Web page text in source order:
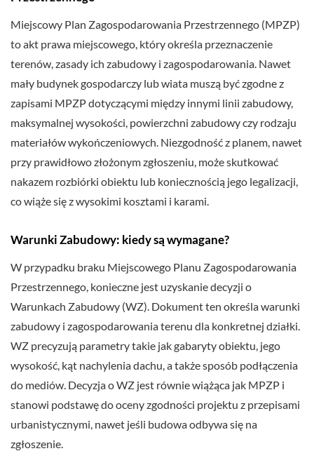
Miejscowy Plan Zagospodarowania Przestrzennego (MPZP)
to akt prawa miejscowego, który określa przeznaczenie
terenów, zasady ich zabudowy i zagospodarowania. Nawet
mały budynek gospodarczy lub wiata muszą być zgodne z
zapisami MPZP dotyczącymi między innymi linii zabudowy,
maksymalnej wysokości, powierzchni zabudowy czy rodzaju
materiałów wykończeniowych. Niezgodność z planem, nawet
przy prawidłowo złożonym zgłoszeniu, może skutkować
nakazem rozbiórki obiektu lub koniecznością jego legalizacji,
co wiąże się z wysokimi kosztami i karami.
Warunki Zabudowy: kiedy są wymagane?
W przypadku braku Miejscowego Planu Zagospodarowania
Przestrzennego, konieczne jest uzyskanie decyzji o
Warunkach Zabudowy (WZ). Dokument ten określa warunki
zabudowy i zagospodarowania terenu dla konkretnej działki.
WZ precyzują parametry takie jak gabaryty obiektu, jego
wysokość, kąt nachylenia dachu, a także sposób podłączenia
do mediów. Decyzja o WZ jest równie wiążąca jak MPZP i
stanowi podstawę do oceny zgodności projektu z przepisami
urbanistycznymi, nawet jeśli budowa odbywa się na
zgłoszenie.